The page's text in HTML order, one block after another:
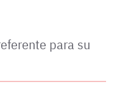
para su